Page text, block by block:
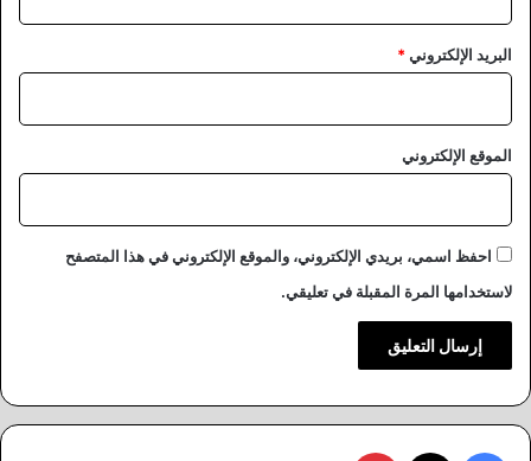
البريد الإلكتروني*
الموقع الإلكتروني
احفظ اسمي، بريدي الإلكتروني، والموقع الإلكتروني في هذا المتصفح
لاستخدامها المرة المقبلة في تعليقي.